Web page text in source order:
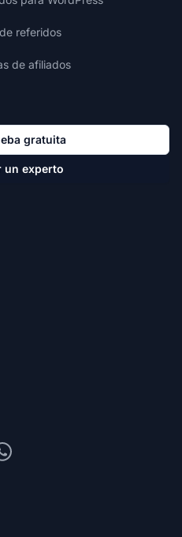
referidos
de afiliados
gratuita
un experto